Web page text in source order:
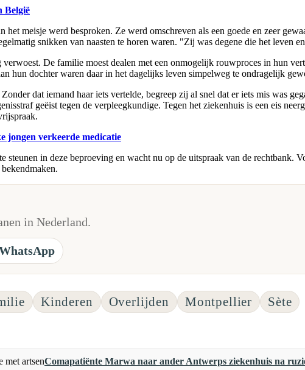
België
meisje werd besproken. Ze werd omschreven als een goede en zeer
snikken van naasten te horen waren. "Zij was degene die het leven
De familie moest dealen met een onmogelijk rouwproces in hun
hun dochter waren daar in het dagelijks leven simpelweg te ondragelijk
dat iemand haar iets vertelde, begreep zij al snel dat er iets mis was
geëist tegen de verpleegkundige. Tegen het ziekenhuis is een eis
jongen verkeerde medicatie
steunen in deze beproeving en wacht nu op de uitspraak van de rechtbank.
in Nederland.
Kinderen Overlijden Montpellier Sète
Comapatiënte Marwa naar ander Antwerps ziekenhuis na